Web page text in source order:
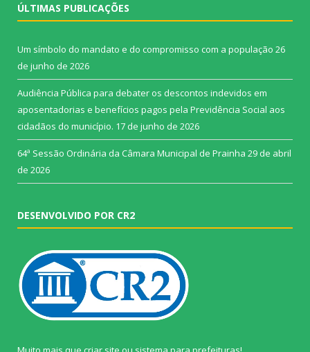
ÚLTIMAS PUBLICAÇÕES
Um símbolo do mandato e do compromisso com a população 26
de junho de 2026
Audiência Pública para debater os descontos indevidos em
aposentadorias e benefícios pagos pela Previdência Social aos
cidadãos do município. 17 de junho de 2026
64ª Sessão Ordinária da Câmara Municipal de Prainha 29 de abril
de 2026
DESENVOLVIDO POR CR2